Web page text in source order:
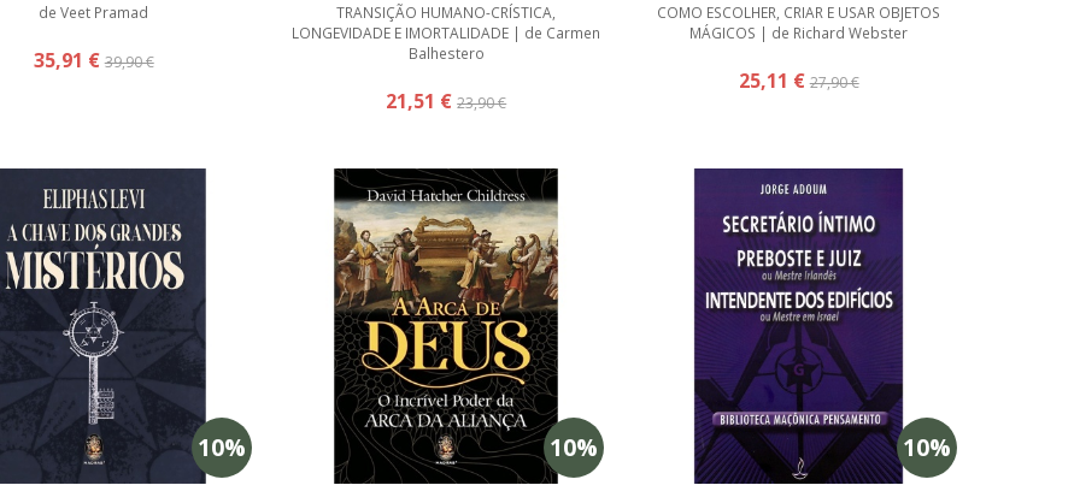
de Veet Pramad
35,91 €39,90 €
TRANSIÇÃO HUMANO-CRÍSTICA,
LONGEVIDADE E IMORTALIDADE | de Carmen
Balhestero
21,51 €23,90 €
COMO ESCOLHER, CRIAR E USAR OBJETOS
MÁGICOS | de Richard Webster
25,11 €27,90 €
10% 10% 10%